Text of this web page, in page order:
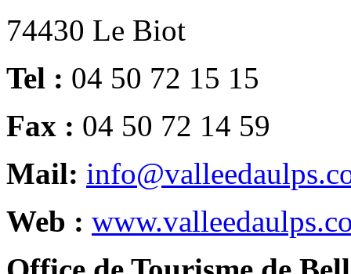
74430 Le Biot
Tel : 04 50 72 15 15
Fax : 04 50 72 14 59
Mail:
Web :